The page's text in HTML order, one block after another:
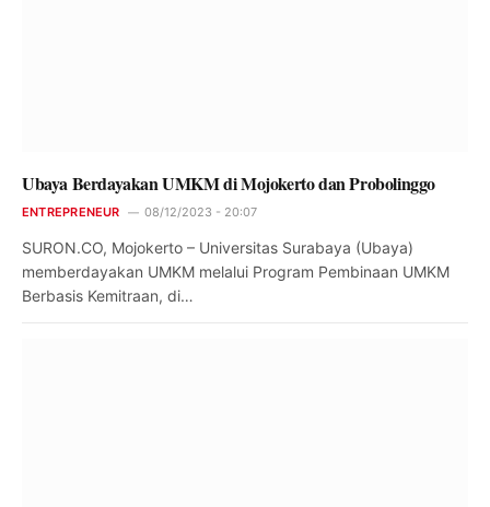
Ubaya Berdayakan UMKM di Mojokerto dan Probolinggo
ENTREPRENEUR 08/12/2023 - 20:07
SURON.CO, Mojokerto – Universitas Surabaya (Ubaya)
memberdayakan UMKM melalui Program Pembinaan UMKM
Berbasis Kemitraan, di…